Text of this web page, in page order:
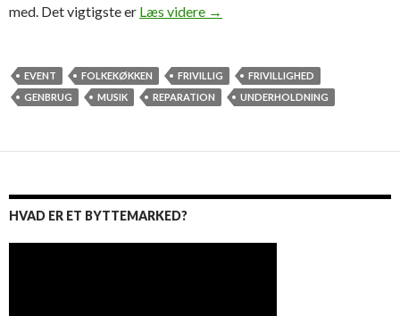
med. Det vigtigste er Læs videre Hey, vil du lave et byttemarked
→
EVENT FOLKEKØKKEN FRIVILLIG
FRIVILLIGHED
GENBRUG
MUSIK REPARATION UNDERHOLDNING
HVAD ER ET BYTTEMARKED?